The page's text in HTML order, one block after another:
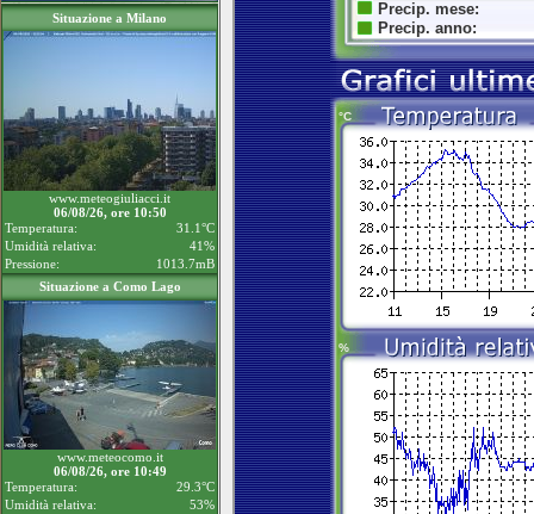
Situazione a Milano
www.meteogiuliacci.it
06/08/26, ore 10:50
Temperatura:
31.1°C
Umidità relativa:
41%
Pressione:
1013.7mB
Situazione a Como Lago
www.meteocomo.it
06/08/26, ore 10:49
Temperatura:
29.3°C
Umidità relativa:
53%